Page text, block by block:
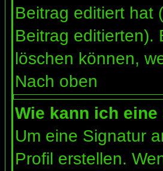
Beitrag editiert hat
Beitrag editierten).
löschen können,
Nach oben
Wie kann ich
Um eine Signatur
Profil erstellen.